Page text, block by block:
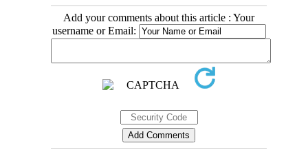
Add your comments about this article : Your
username or Email: